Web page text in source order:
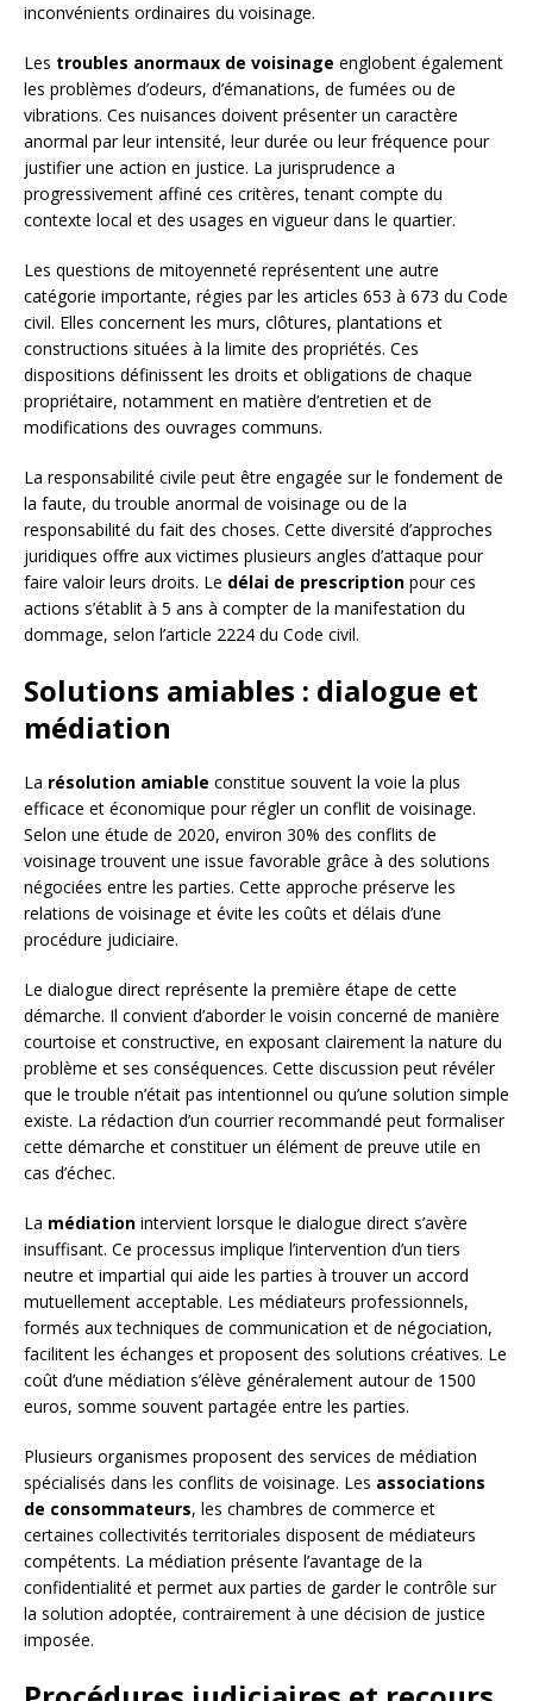
inconvénients ordinaires du voisinage.
Les troubles anormaux de voisinage englobent également
les problèmes d’odeurs, d’émanations, de fumées ou de
vibrations. Ces nuisances doivent présenter un caractère
anormal par leur intensité, leur durée ou leur fréquence pour
justifier une action en justice. La jurisprudence a
progressivement affiné ces critères, tenant compte du
contexte local et des usages en vigueur dans le quartier.
Les questions de mitoyenneté représentent une autre
catégorie importante, régies par les articles 653 à 673 du Code
civil. Elles concernent les murs, clôtures, plantations et
constructions situées à la limite des propriétés. Ces
dispositions définissent les droits et obligations de chaque
propriétaire, notamment en matière d’entretien et de
modifications des ouvrages communs.
La responsabilité civile peut être engagée sur le fondement de
la faute, du trouble anormal de voisinage ou de la
responsabilité du fait des choses. Cette diversité d’approches
juridiques offre aux victimes plusieurs angles d’attaque pour
faire valoir leurs droits. Le délai de prescription pour ces
actions s’établit à 5 ans à compter de la manifestation du
dommage, selon l’article 2224 du Code civil.
Solutions amiables : dialogue et
médiation
La résolution amiable constitue souvent la voie la plus
efficace et économique pour régler un conflit de voisinage.
Selon une étude de 2020, environ 30% des conflits de
voisinage trouvent une issue favorable grâce à des solutions
négociées entre les parties. Cette approche préserve les
relations de voisinage et évite les coûts et délais d’une
procédure judiciaire.
Le dialogue direct représente la première étape de cette
démarche. Il convient d’aborder le voisin concerné de manière
courtoise et constructive, en exposant clairement la nature du
problème et ses conséquences. Cette discussion peut révéler
que le trouble n’était pas intentionnel ou qu’une solution simple
existe. La rédaction d’un courrier recommandé peut formaliser
cette démarche et constituer un élément de preuve utile en
cas d’échec.
La médiation intervient lorsque le dialogue direct s’avère
insuffisant. Ce processus implique l’intervention d’un tiers
neutre et impartial qui aide les parties à trouver un accord
mutuellement acceptable. Les médiateurs professionnels,
formés aux techniques de communication et de négociation,
facilitent les échanges et proposent des solutions créatives. Le
coût d’une médiation s’élève généralement autour de 1500
euros, somme souvent partagée entre les parties.
Plusieurs organismes proposent des services de médiation
spécialisés dans les conflits de voisinage. Les associations
de consommateurs, les chambres de commerce et
certaines collectivités territoriales disposent de médiateurs
compétents. La médiation présente l’avantage de la
confidentialité et permet aux parties de garder le contrôle sur
la solution adoptée, contrairement à une décision de justice
imposée.